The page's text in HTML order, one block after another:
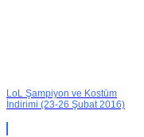
LoL Şampiyon ve Kostüm
İndirimi (23-26 Şubat 2016)